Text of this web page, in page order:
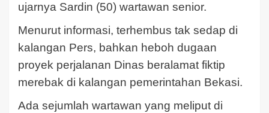
ujarnya Sardin (50) wartawan senior.
Menurut informasi, terhembus tak sedap di
kalangan Pers, bahkan heboh dugaan
proyek perjalanan Dinas beralamat fiktip
merebak di kalangan pemerintahan Bekasi.
Ada sejumlah wartawan yang meliput di